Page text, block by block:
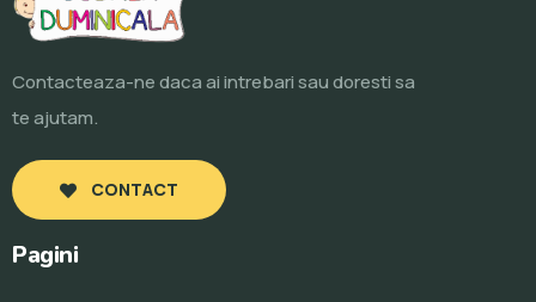
Contacteaza-ne daca ai intrebari sau doresti sa
te ajutam.
CONTACT
Pagini